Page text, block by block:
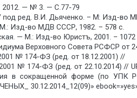
2012. — № 3. — С.77-79
под ред. В.И. Дьяченко. – М: Изд-во
М.: Изд-во МДВ СССР, 1982. – 578 с.
— М.: Изд-во Юристъ, 2001. – 1072
Верховного Совета РСФСР от
№ 174-ФЗ (ред. от 18.12.2001) //
№ 174-ФЗ (ред. от 22.10.2014) //
в сокращенной форме (по УПК
30.12.2014_12(09)»